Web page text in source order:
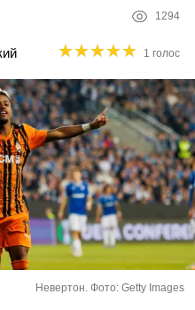
1294
★★★★★
★★★★★ 1 голос
Невертон. Фото: Getty Images